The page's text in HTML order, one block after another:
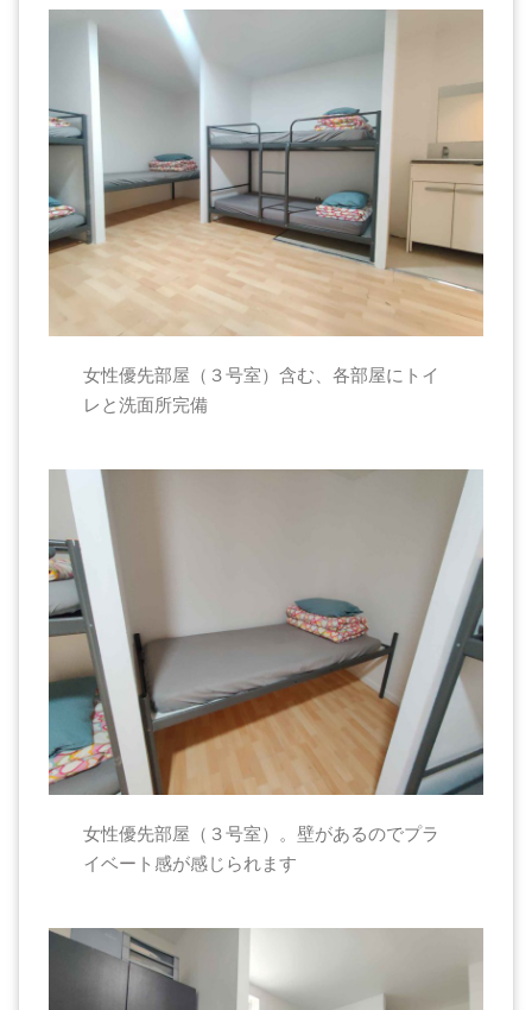
女性優先部屋（３号室）含む、各部屋にトイ
レと洗面所完備
女性優先部屋（３号室）。壁があるのでプラ
イベート感が感じられます